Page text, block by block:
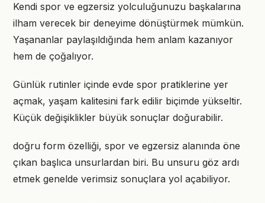
Kendi spor ve egzersiz yolculuğunuzu başkalarına
ilham verecek bir deneyime dönüştürmek mümkün.
Yaşananlar paylaşıldığında hem anlam kazanıyor
hem de çoğalıyor.
Günlük rutinler içinde evde spor pratiklerine yer
açmak, yaşam kalitesini fark edilir biçimde yükseltir.
Küçük değişiklikler büyük sonuçlar doğurabilir.
doğru form özelliği, spor ve egzersiz alanında öne
çıkan başlıca unsurlardan biri. Bu unsuru göz ardı
etmek genelde verimsiz sonuçlara yol açabiliyor.